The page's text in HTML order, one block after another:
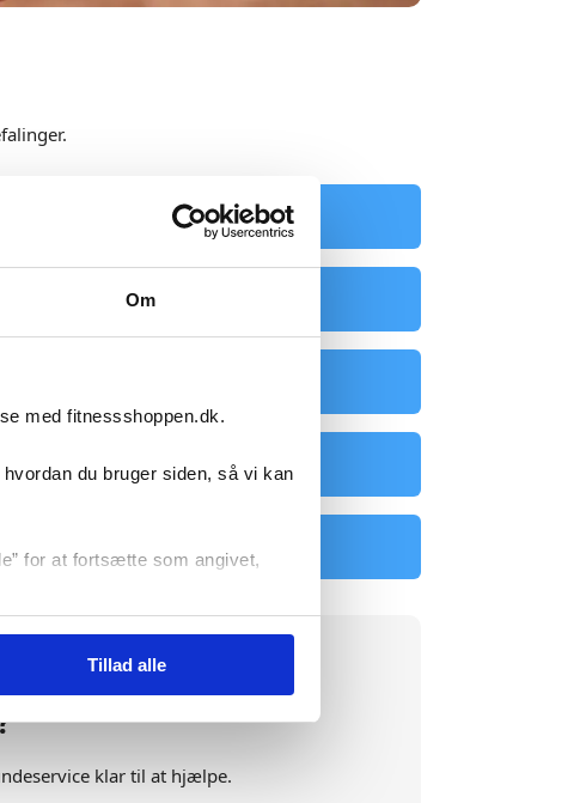
Om
med fitnessshoppen.dk.
du bruger siden, så vi kan
for at fortsætte som angivet,
Tillad alle
Beskyttelsesudstyr
Boksepuder
Diadora Løbesko
Træningshandsker
klar til at hjælpe.